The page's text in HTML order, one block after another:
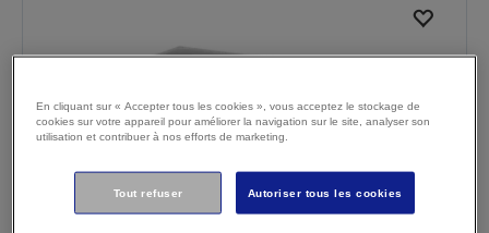
En cliquant sur « Accepter tous les cookies », vous acceptez le stockage de
cookies sur votre appareil pour améliorer la navigation sur le site, analyser son
utilisation et contribuer à nos efforts de marketing.
Tout refuser Autoriser tous les cookies